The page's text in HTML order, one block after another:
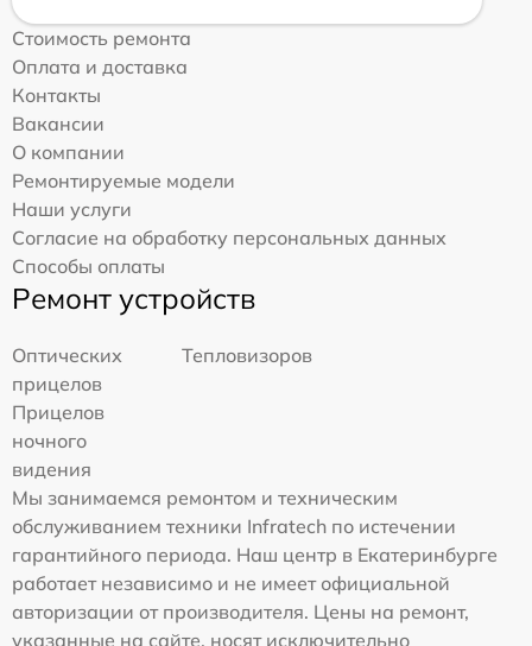
Стоимость ремонта
Оплата и доставка
Контакты
Вакансии
О компании
Ремонтируемые модели
Наши услуги
Согласие на обработку персональных данных
Способы оплаты
Ремонт устройств
Оптических
прицелов
Тепловизоров
Прицелов
ночного
видения
Мы занимаемся ремонтом и техническим
обслуживанием техники Infratech по истечении
гарантийного периода. Наш центр в Екатеринбурге
работает независимо и не имеет официальной
авторизации от производителя. Цены на ремонт,
указанные на сайте, носят исключительно